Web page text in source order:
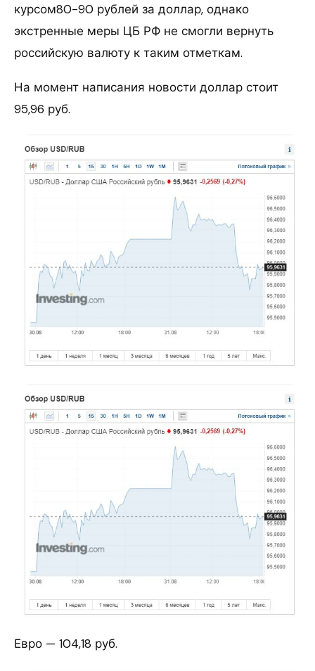
курсом80-90 рублей за доллар, однако
экстренные меры ЦБ РФ не смогли вернуть
российскую валюту к таким отметкам.
На момент написания новости доллар стоит
95,96 руб.
Евро — 104,18 руб.